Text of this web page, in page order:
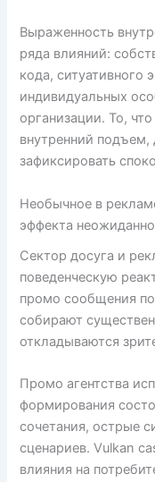
Выраженность
ряда влияний:
кода, ситуативного
индивидуальных
организации. То,
внутренний подъем,
зафиксировать
Необычное в
эффекта
Сектор досуга и
поведенческую
промо сообщения
собирают
откладываются
Промо агентства
формирования
сочетания, острые
сценариев. Vulkan
влияния на